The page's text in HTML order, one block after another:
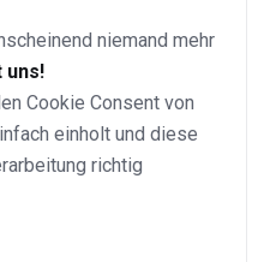
niemand mehr
uns!
Cookie Consent von
einholt und diese
richtig